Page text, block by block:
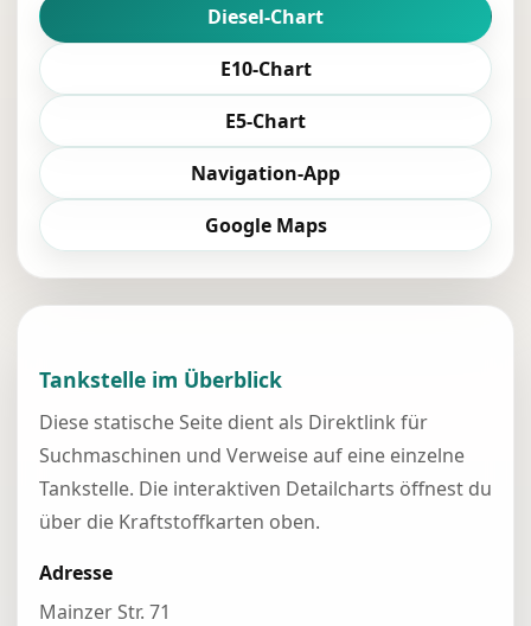
Diesel-Chart
E10-Chart
E5-Chart
Navigation-App
Google Maps
Tankstelle im Überblick
Diese statische Seite dient als Direktlink für
Suchmaschinen und Verweise auf eine einzelne
Tankstelle. Die interaktiven Detailcharts öffnest du
über die Kraftstoffkarten oben.
Adresse
Mainzer Str. 71